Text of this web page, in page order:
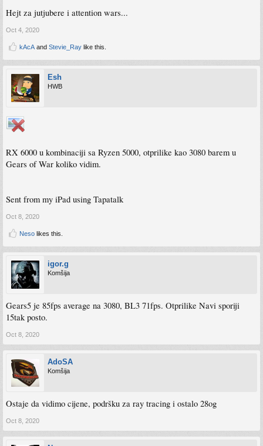
Hejt za jutjubere i attention wars...
Oct 4, 2020
kAcA and Stevie_Ray like this.
Esh
HWB
RX 6000 u kombinaciji sa Ryzen 5000, otprilike kao 3080 barem u
Gears of War koliko vidim.
Sent from my iPad using Tapatalk
Oct 8, 2020
Neso likes this.
igor.g
Komšija
Gears5 je 85fps average na 3080, BL3 71fps. Otprilike Navi sporiji
15tak posto.
Oct 8, 2020
AdoSA
Komšija
Ostaje da vidimo cijene, podršku za ray tracing i ostalo 28og
Oct 8, 2020